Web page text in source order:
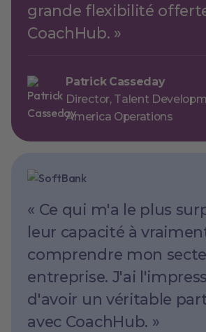
grande flexibilité
CoachHub. »
Patrick Casseday
Director, Talent
America Operations
« Ce qui m'a le plus
leur capacité à
comprendre mon
entreprise. J'ai
d'avoir un véritable
avec CoachHub. »